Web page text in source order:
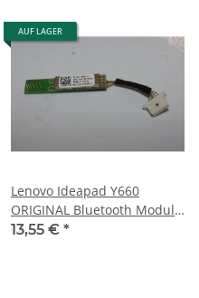
AUF LAGER
Lenovo Ideapad Y660
ORIGINAL Bluetooth Modul
13,55 € *